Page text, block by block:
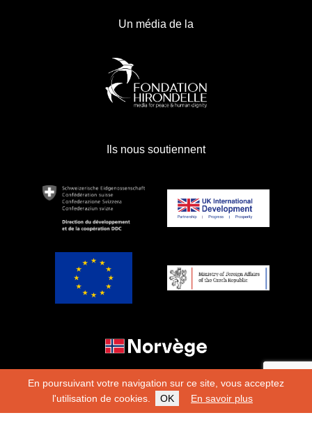
En poursuivant votre navigation sur ce site, vous acceptez
l'utilisation de cookies.
OK En savoir plus
Un média de la
Ils nous soutiennent